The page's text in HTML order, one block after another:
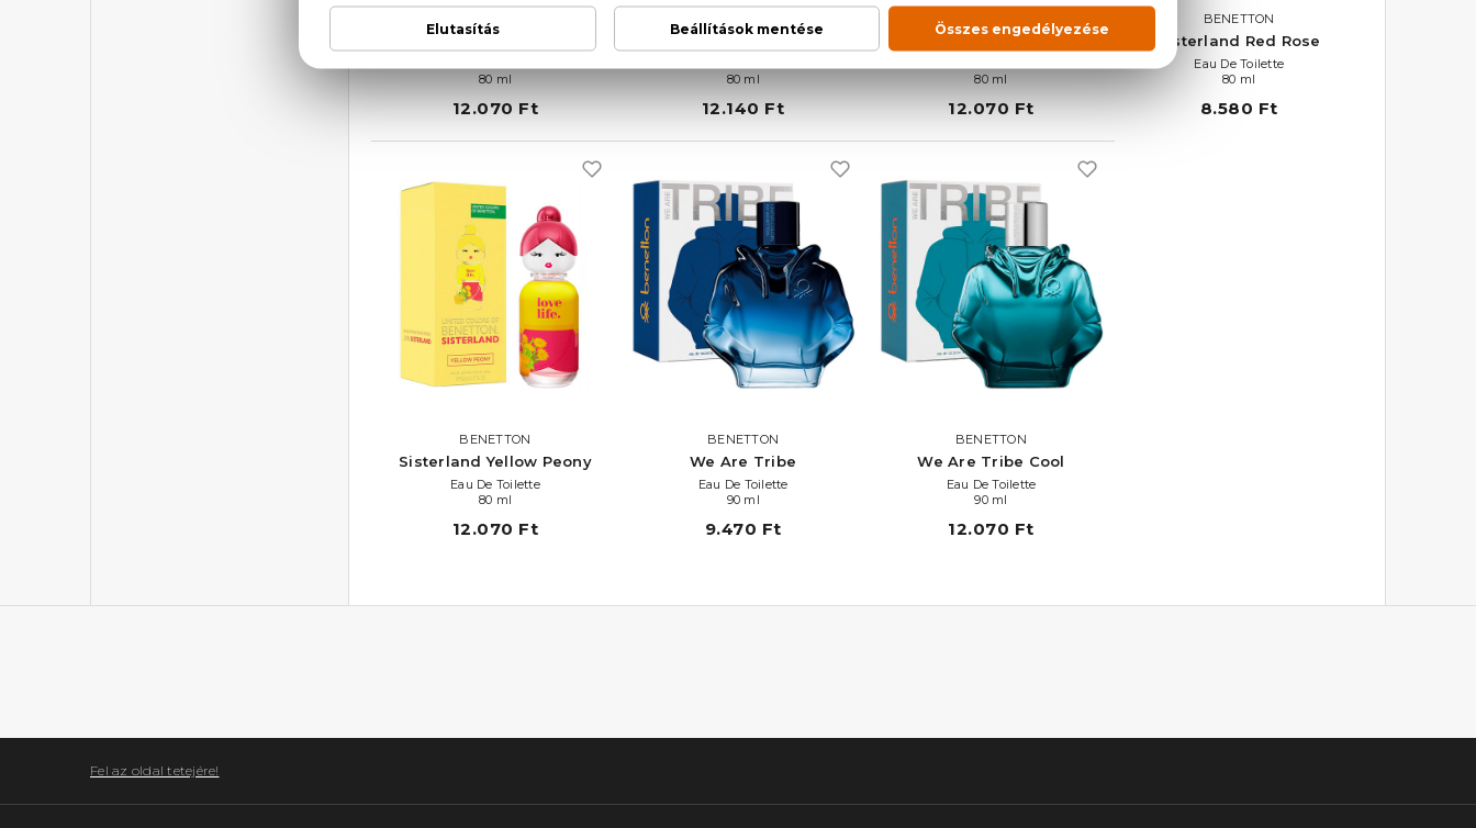
80 ml
12.070 Ft
80 ml
12.140 Ft
Sisterland Golden Vanilla
80 ml
12.070 Ft
BENETTON
Sisterland Red Rose
Eau De Toilette
80 ml
8.580 Ft
BENETTON
Sisterland Yellow Peony
Eau De Toilette
80 ml
12.070 Ft
BENETTON
We Are Tribe
Eau De Toilette
90 ml
9.470 Ft
BENETTON
We Are Tribe Cool
Eau De Toilette
90 ml
12.070 Ft
Fel az oldal tetejére!